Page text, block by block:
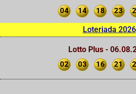
04 14 18 23
Loteriada 2026
Lotto Plus -
02 03 16 21